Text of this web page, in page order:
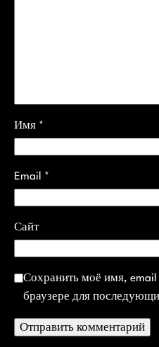
Имя *
Email *
Сайт
Сохранить моё имя, email
браузере для